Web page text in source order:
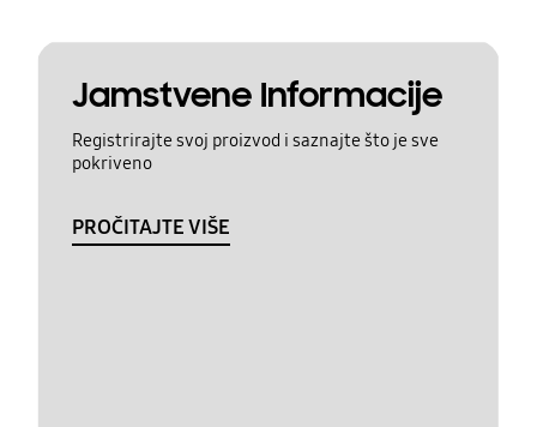
Jamstvene Informacije
Registrirajte svoj proizvod i saznajte što je sve
pokriveno
PROČITAJTE VIŠE